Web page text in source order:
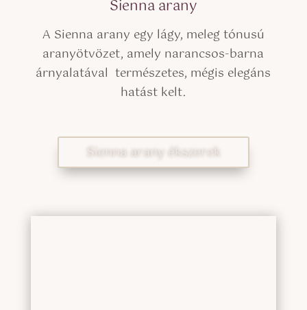
Sienna arany
A Sienna arany egy lágy, meleg tónusú
aranyötvözet, amely narancsos-barna
árnyalatával természetes, mégis elegáns
hatást kelt.
Sienna arany ékszerek